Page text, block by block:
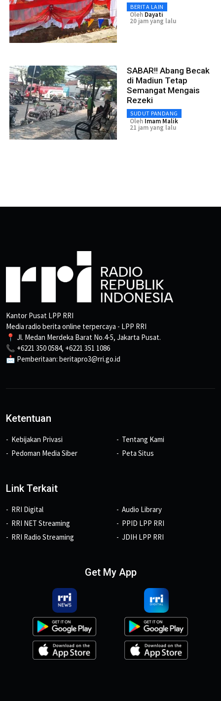
BERITA LAIN
Oleh Dayati
20 jam yang lalu
SABAR!! Abang Becak
di Madiun Tetap
Semangat Mengais
Rezeki
SUDUT PANDANG
Oleh Imam Malik
21 jam yang lalu
Kantor Pusat LPP RRI
Media radio berita online terpercaya - LPP RRI
📍 Jl. Medan Merdeka Barat No.4-5, Jakarta Pusat.
📞 +6221 350 0584, +6221 351 1086
📩 Pemberitaan: beritapro3@rri.go.id
Ketentuan
Kebijakan Privasi
Pedoman Media Siber
Tentang Kami
Peta Situs
Link Terkait
RRI Digital
RRI NET Streaming
RRI Radio Streaming
Audio Library
PPID LPP RRI
JDIH LPP RRI
Get My App